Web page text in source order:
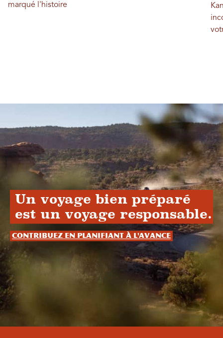
marqué l'histoire
Un voyage bien préparé
est un voyage responsable.
Contribuez en planifiant à l'avance